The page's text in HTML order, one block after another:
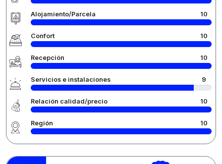
Alojamiento/Parcela 10
Confort 10
Recepción 10
Servicios e instalaciones 9
Relación calidad/precio 10
Región 10